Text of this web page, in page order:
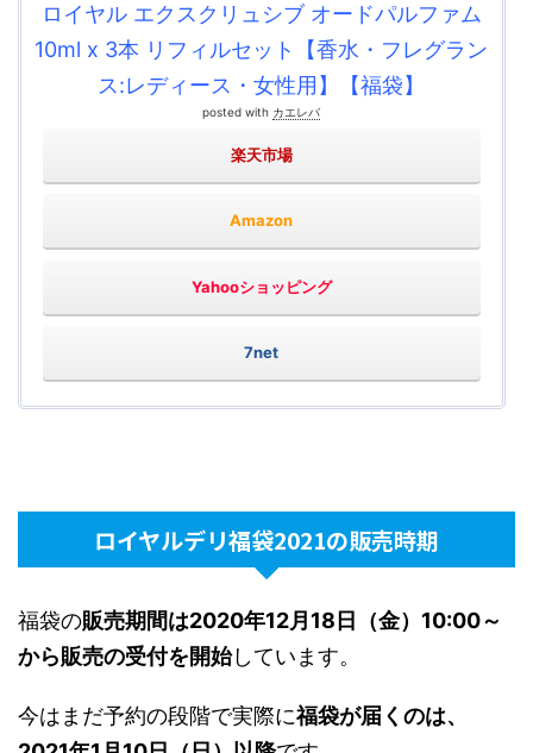
ロイヤル エクスクリュシブ オードパルファム
10ml x 3本 リフィルセット【香水・フレグラン
ス:レディース・女性用】【福袋】
posted with カエレバ
楽天市場
Amazon
Yahooショッピング
7net
ロイヤルデリ福袋2021の販売時期
福袋の販売期間は2020年12月18日（金）10:00～
から販売の受付を開始しています。
今はまだ予約の段階で実際に福袋が届くのは、